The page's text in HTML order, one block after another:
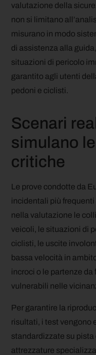
valutazione della
non si limitano
misurano in modo
di assistenza alla
situazioni di pericolo
garantito agli utenti
pedoni e ciclisti.
Scenari
simulano
critiche
Le prove condotte da
incidentali più
nella valutazione le
veicoli, le situazioni di
ciclisti, le uscite
bassa velocità in
incroci o le partenze
vulnerabili nelle
Per garantire la
risultati, i test vengono
standardizzate su pista
attrezzature